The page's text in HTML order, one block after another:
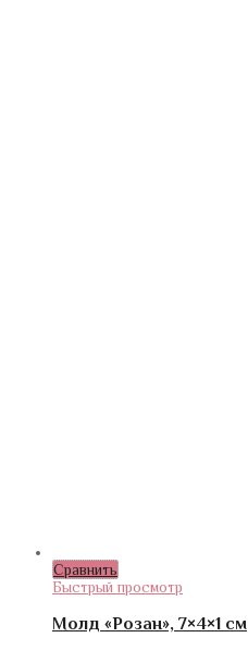
Сравнить
Быстрый просмотр
Молд «Розан», 7×4×1 см